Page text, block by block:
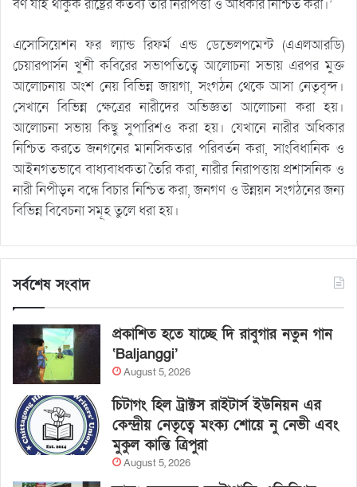
বর্ণ যাই থাকুক রাষ্ট্রের কর্তব্য তার নিরাপত্তা ও অধিকার নিশ্চিত করা।’
এসোসিয়েশন ফর ল্যান্ড রিফর্ম এন্ড ডেভেলপমেন্ট (এএলআরডি)
চেয়ারপার্সন খুশী কবিরের সভাপতিত্বে আলোচনা সভায় এরপর মুক্ত
আলোচনায় অংশ নেয় বিভিন্ন জায়গা, সংগঠন থেকে আসা নেতৃবৃন্দ।
সেখানে বিভিন্ন ক্ষেত্রের নারীদের অভিজ্ঞতা আলোচনা করা হয়।
আলোচনা সভায় কিছু সুপারিশও করা হয়। যেখানে নারীর অধিকার
নিশ্চিত করতে জনগনের মানসিকতার পরিবর্তন করা, সাংবিধানিক ও
আইনগতভাবে বাধ্যবাধকতা তৈরি করা, নারীর নিরাপত্তায় প্রশাসনিক ও
নারী নিপীড়ন বন্ধে বিচার নিশ্চিত করা, জনগণ ও উন্নয়ন সংগঠনের জন্য
বিভিন্ন বিবেচনা সমূহ তুলে ধরা হয়।
সর্বশেষ সংবাদ
প্রকাশিত হতে যাচ্ছে দি রাবুগার নতুন গান
‘Baljanggi’
August 5, 2026
চিটাগং হিল ট্রাক্টস রাইটার্স ইউনিয়ন এর
কেন্দ্রীয় নেতৃত্বে মংক্য শোয়ে নু নেভী এবং
মুকুল কান্তি ত্রিপুরা
August 5, 2026